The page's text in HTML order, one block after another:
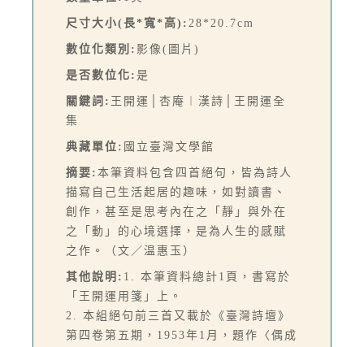
尺寸大小(長*寬*高): 28*20.7cm
數位化類別: 影像(圖片)
是否數位化: 是
關鍵詞: 王開運│杏庵︱漢詩│王開運全
集
典藏單位: 國立臺灣文學館
摘要: 本筆資料包含四首絕句，皆為詩人
描寫自己生活起居的趣味，如對讀書、
創作，甚至是思考內在之「靜」與外在
之「動」的心境選擇，是為人生的感賦
之作。（文／温惠玉）
其他說明: 1. 本筆資料總計1頁，書寫於
「王開運用箋」上。
2. 本組絕句前三首又載於《臺灣詩壇》
第四卷第五期，1953年1月，題作〈偶成